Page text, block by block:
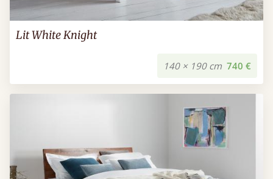
Lit White Knight
140 × 190 cm 740 €